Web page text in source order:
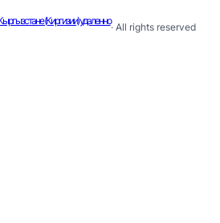
(Киргизии) удаленно
· All rights reserved